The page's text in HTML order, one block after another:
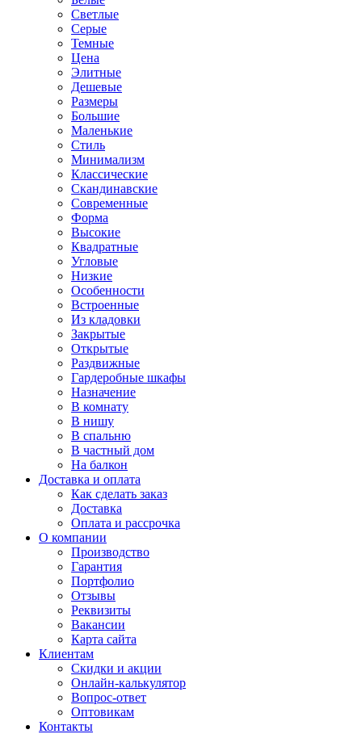
Светлые
Серые
Темные
Цена
Элитные
Дешевые
Размеры
Большие
Маленькие
Стиль
Минимализм
Классические
Скандинавские
Современные
Форма
Высокие
Квадратные
Угловые
Низкие
Особенности
Встроенные
Из кладовки
Закрытые
Открытые
Раздвижные
Гардеробные шкафы
Назначение
В комнату
В нишу
В спальню
В частный дом
На балкон
Доставка и оплата
Как сделать заказ
Доставка
Оплата и рассрочка
О компании
Производство
Гарантия
Портфолио
Отзывы
Реквизиты
Вакансии
Карта сайта
Клиентам
Скидки и акции
Онлайн-калькулятор
Вопрос-ответ
Оптовикам
Контакты